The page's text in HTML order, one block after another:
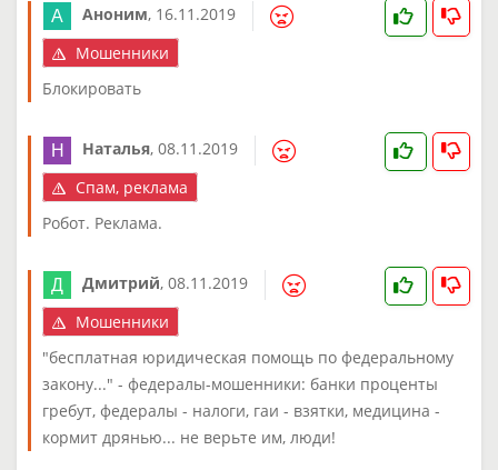
Аноним, 16.11.2019
Мошенники
Блокировать
Наталья, 08.11.2019
Спам, реклама
Робот. Реклама.
Дмитрий, 08.11.2019
Мошенники
"бесплатная юридическая помощь по федеральному
закону..." - федералы-мошенники: банки проценты
гребут, федералы - налоги, гаи - взятки, медицина -
кормит дрянью... не верьте им, люди!